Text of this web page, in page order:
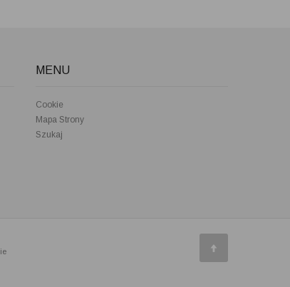
MENU
Cookie
Mapa Strony
Szukaj